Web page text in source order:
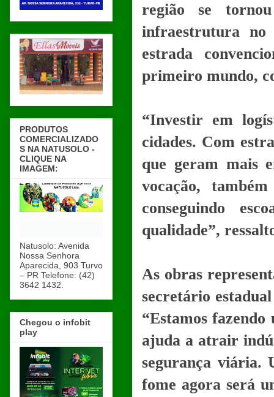
região se
infraestrutura no
estrada
primeiro mundo,
“Investir em
cidades. Com
que geram mais
vocação,
conseguindo
qualidade”,
As obras
secretário
“Estamos
ajuda a atrair
segurança viária.
fome agora será
PRODUTOS
COMERCIALIZADO
S NA NATUSOLO -
CLIQUE NA
IMAGEM:
Natusolo: Avenida
Nossa Senhora
Aparecida, 903 Turvo
– PR Telefone: (42)
3642 1432.
Chegou o infobit
play